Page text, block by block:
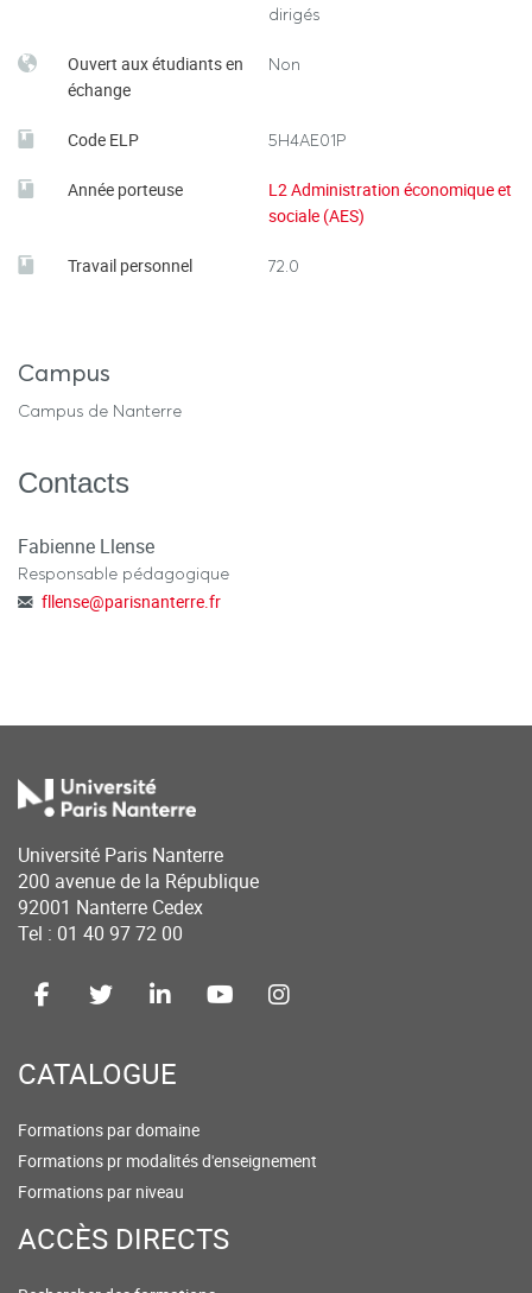
dirigés
Ouvert aux étudiants en
échange
Non
Code ELP 5H4AE01P
Année porteuse
L2 Administration économique et
sociale (AES)
Travail personnel 72.0
Campus
Campus de Nanterre
Contacts
Fabienne Llense
Responsable pédagogique
fllense@parisnanterre.fr
Université Paris Nanterre
200 avenue de la République
92001 Nanterre Cedex
Tel : 01 40 97 72 00
CATALOGUE
Formations par domaine
Formations pr modalités d'enseignement
Formations par niveau
ACCÈS DIRECTS